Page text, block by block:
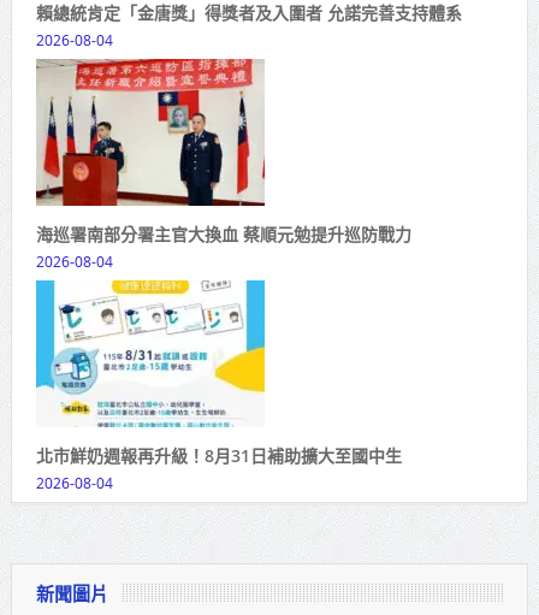
賴總統肯定「金唐獎」得獎者及入圍者 允諾完善支持體系
2026-08-04
海巡署南部分署主官大換血 蔡順元勉提升巡防戰力
2026-08-04
北市鮮奶週報再升級！8月31日補助擴大至國中生
2026-08-04
新聞圖片